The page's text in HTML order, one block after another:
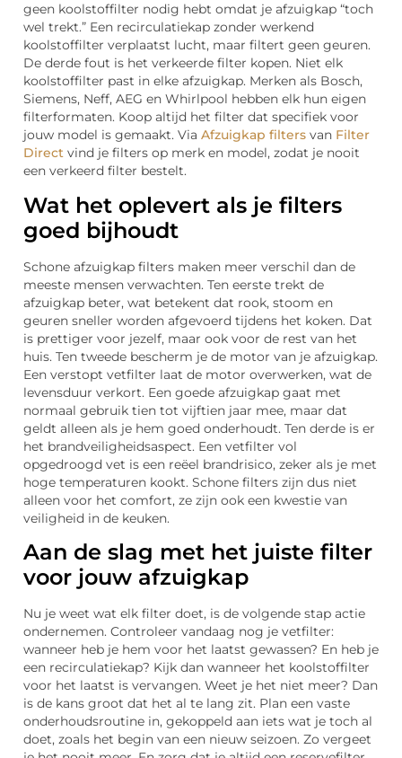
geen koolstoffilter nodig hebt omdat je afzuigkap “toch
wel trekt.” Een recirculatiekap zonder werkend
koolstoffilter verplaatst lucht, maar filtert geen geuren.
De derde fout is het verkeerde filter kopen. Niet elk
koolstoffilter past in elke afzuigkap. Merken als Bosch,
Siemens, Neff, AEG en Whirlpool hebben elk hun eigen
filterformaten. Koop altijd het filter dat specifiek voor
jouw model is gemaakt. Via Afzuigkap filters van Filter
Direct vind je filters op merk en model, zodat je nooit
een verkeerd filter bestelt.
Wat het oplevert als je filters
goed bijhoudt
Schone afzuigkap filters maken meer verschil dan de
meeste mensen verwachten. Ten eerste trekt de
afzuigkap beter, wat betekent dat rook, stoom en
geuren sneller worden afgevoerd tijdens het koken. Dat
is prettiger voor jezelf, maar ook voor de rest van het
huis. Ten tweede bescherm je de motor van je afzuigkap.
Een verstopt vetfilter laat de motor overwerken, wat de
levensduur verkort. Een goede afzuigkap gaat met
normaal gebruik tien tot vijftien jaar mee, maar dat
geldt alleen als je hem goed onderhoudt. Ten derde is er
het brandveiligheidsaspect. Een vetfilter vol
opgedroogd vet is een reëel brandrisico, zeker als je met
hoge temperaturen kookt. Schone filters zijn dus niet
alleen voor het comfort, ze zijn ook een kwestie van
veiligheid in de keuken.
Aan de slag met het juiste filter
voor jouw afzuigkap
Nu je weet wat elk filter doet, is de volgende stap actie
ondernemen. Controleer vandaag nog je vetfilter:
wanneer heb je hem voor het laatst gewassen? En heb je
een recirculatiekap? Kijk dan wanneer het koolstoffilter
voor het laatst is vervangen. Weet je het niet meer? Dan
is de kans groot dat het al te lang zit. Plan een vaste
onderhoudsroutine in, gekoppeld aan iets wat je toch al
doet, zoals het begin van een nieuw seizoen. Zo vergeet